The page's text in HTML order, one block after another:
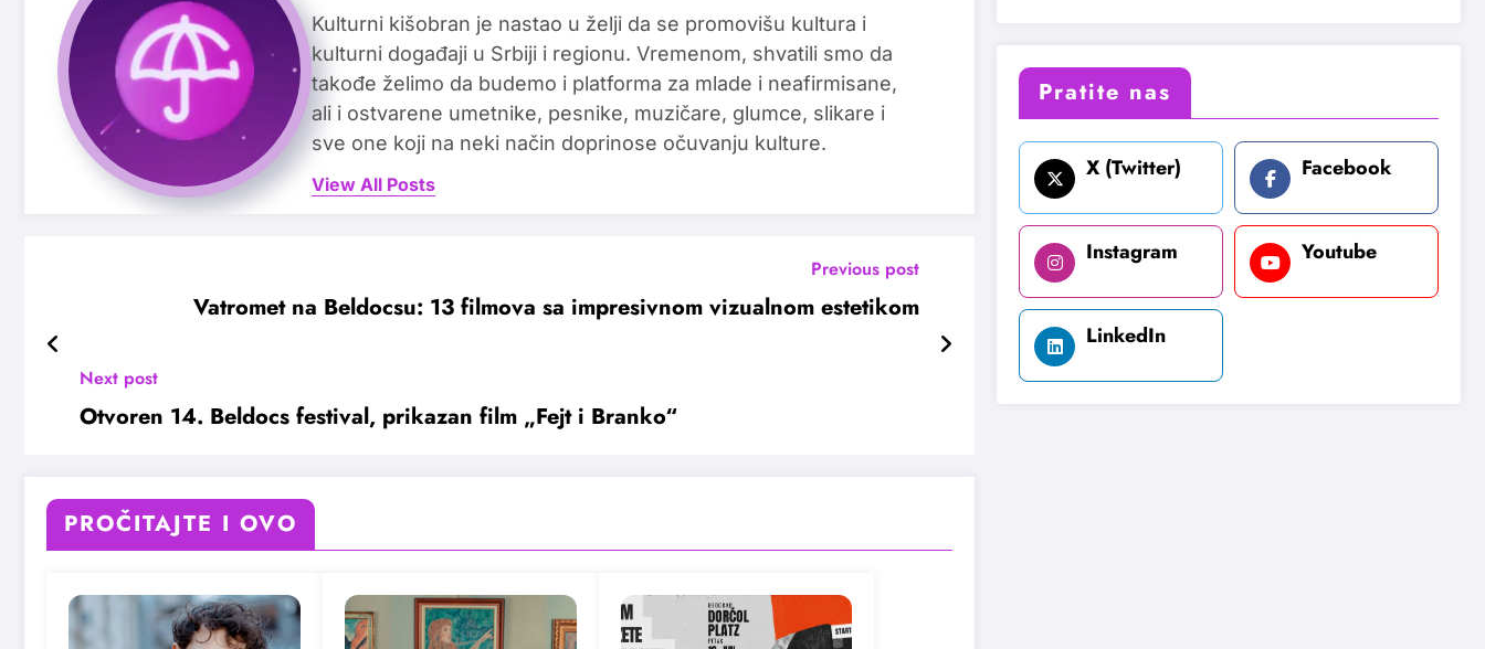
Kulturni kišobran je nastao u želji da se promovišu kultura i
kulturni događaji u Srbiji i regionu. Vremenom, shvatili smo da
takođe želimo da budemo i platforma za mlade i neafirmisane,
ali i ostvarene umetnike, pesnike, muzičare, glumce, slikare i
sve one koji na neki način doprinose očuvanju kulture.
View All Posts
Previous post
Vatromet na Beldocsu: 13 filmova sa impresivnom vizualnom estetikom
Next post
Otvoren 14. Beldocs festival, prikazan film „Fejt i Branko“
PROČITAJTE I OVO
Pratite nas
X (Twitter) Facebook
Instagram Youtube
LinkedIn